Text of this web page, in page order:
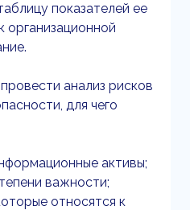
показателей ее
организационной
анализ рисков
для чего
активы;
важности;
относятся к